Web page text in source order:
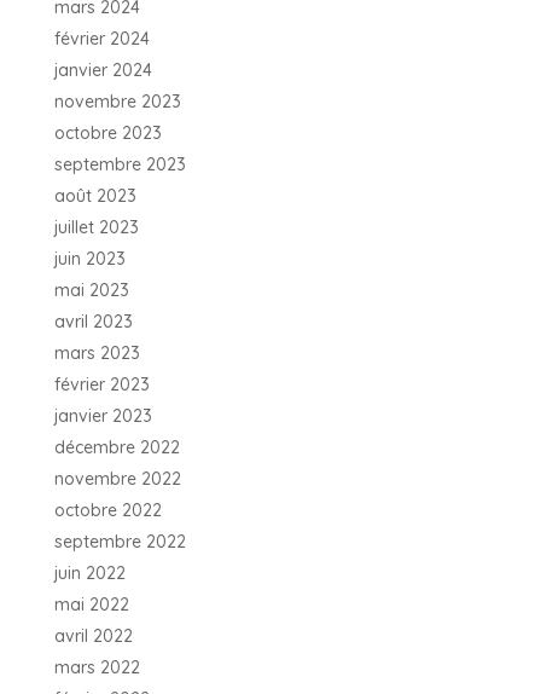
mars 2024
février 2024
janvier 2024
novembre 2023
octobre 2023
septembre 2023
août 2023
juillet 2023
juin 2023
mai 2023
avril 2023
mars 2023
février 2023
janvier 2023
décembre 2022
novembre 2022
octobre 2022
septembre 2022
juin 2022
mai 2022
avril 2022
mars 2022